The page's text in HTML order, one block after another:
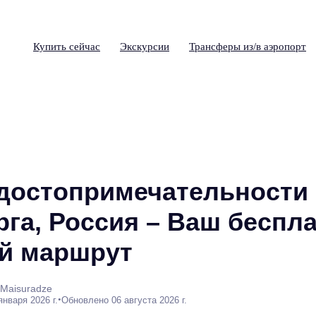
Купить сейчас Экскурсии Трансферы из/в аэропорт
Россия – Ваш
маршрут
2026 г.•Обновлено 06 августа 2026 г.